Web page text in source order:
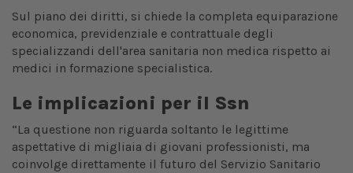
Sul piano dei diritti, si chiede la completa equiparazione
economica, previdenziale e contrattuale degli
specializzandi dell'area sanitaria non medica rispetto ai
medici in formazione specialistica.
Le implicazioni per il Ssn
“La questione non riguarda soltanto le legittime
aspettative di migliaia di giovani professionisti, ma
coinvolge direttamente il futuro del Servizio Sanitario